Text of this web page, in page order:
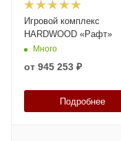
Игровой комплекс
HARDWOOD «Рафт»
Много
от 945 253 ₽
Подробнее